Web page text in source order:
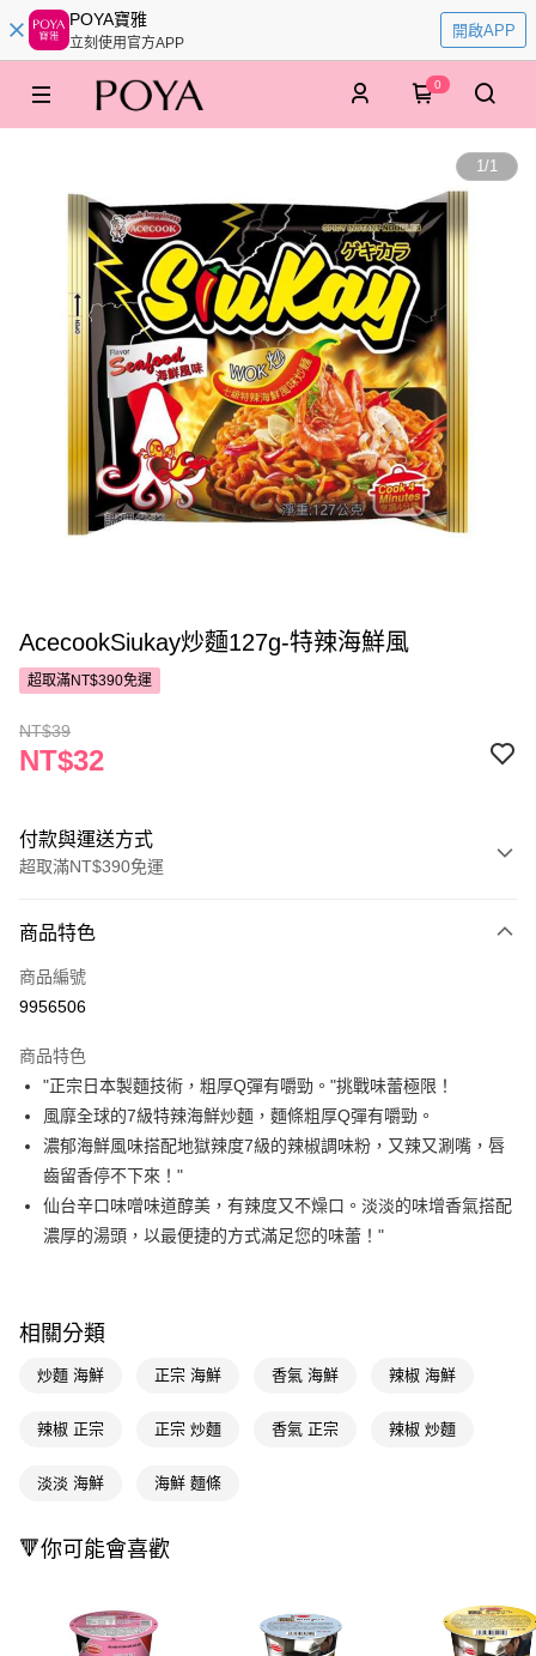
POYA寶雅
立刻使用官方APP
開啟APP
0
1/1
AcecookSiukay炒麵127g-特辣海鮮風
超取滿NT$390免運
NT$39
NT$32
付款與運送方式
超取滿NT$390免運
POYA支付
信用卡一次付款
LINE Pay
Apple Pay
街口支付
悠遊付
相關說明
AFTEE先享後付是「在收到商品之後才付款」的支付方式。 讓您購物簡單
１．簡單：不需註冊會員、不需綁卡、不需儲值。
結帳頁面，進行簡訊認證並確認金額後，即可完成結帳。
ATM／網路銀行／等多元方式進行付款，方視為交易完成。
※ 請注意：結帳手續完成當下不需立刻繳費，但若您需要取消訂單，請聯絡
即享券
運送方式
全家取貨付款
付款後全家取貨
萊爾富取貨付款
商品特色
商品編號
9956506
商品特色
"正宗日本製麵技術，粗厚Q彈有嚼勁。"挑戰味蕾極限！
風靡全球的7級特辣海鮮炒麵，麵條粗厚Q彈有嚼勁。
濃郁海鮮風味搭配地獄辣度7級的辣椒調味粉，又辣又涮嘴，唇
齒留香停不下來！"
仙台辛口味噌味道醇美，有辣度又不燥口。淡淡的味增香氣搭配
濃厚的湯頭，以最便捷的方式滿足您的味蕾！"
相關分類
炒麵 海鮮 正宗 海鮮 香氣 海鮮 辣椒 海鮮
辣椒 正宗 正宗 炒麵 香氣 正宗 辣椒 炒麵
淡淡 海鮮 海鮮 麵條
🔻你可能會喜歡